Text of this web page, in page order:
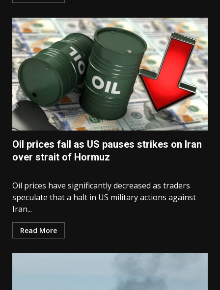
Oil prices fall as US pauses strikes on Iran
over strait of Hormuz
Oil prices have significantly decreased as traders
speculate that a halt in US military actions against
Iran...
Read More